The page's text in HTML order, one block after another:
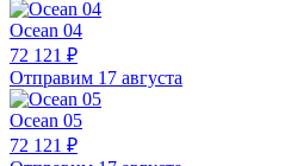
Ocean 04
72 121 ₽
Отправим 17 августа
Ocean 05
72 121 ₽